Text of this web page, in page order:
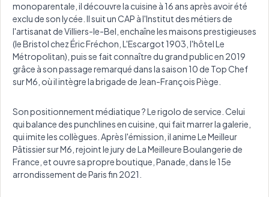
monoparentale, il découvre la cuisine à 16 ans après avoir été
exclu de son lycée. Il suit un CAP à l'Institut des métiers de
l'artisanat de Villiers-le-Bel, enchaîne les maisons prestigieuses
(le Bristol chez Éric Fréchon, L'Escargot 1903, l'hôtel Le
Métropolitan), puis se fait connaître du grand public en 2019
grâce à son passage remarqué dans la saison 10 de Top Chef
sur M6, où il intègre la brigade de Jean-François Piège.
Son positionnement médiatique ? Le rigolo de service. Celui
qui balance des punchlines en cuisine, qui fait marrer la galerie,
qui imite les collègues. Après l'émission, il anime Le Meilleur
Pâtissier sur M6, rejoint le jury de La Meilleure Boulangerie de
France, et ouvre sa propre boutique, Panade, dans le 15e
arrondissement de Paris fin 2021.